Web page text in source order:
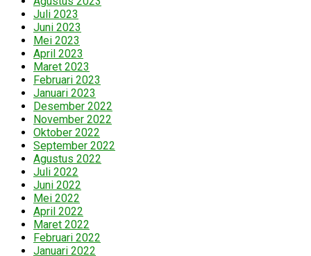
Juli 2023
Juni 2023
Mei 2023
April 2023
Maret 2023
Februari 2023
Januari 2023
Desember 2022
November 2022
Oktober 2022
September 2022
Agustus 2022
Juli 2022
Juni 2022
Mei 2022
April 2022
Maret 2022
Februari 2022
Januari 2022